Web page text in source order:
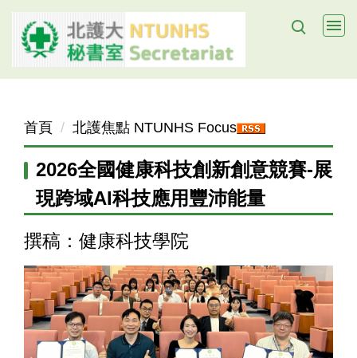
跳
到
要
首頁 北護焦點 NTUNHS Focus
2026全國健康科技創新創意競賽-展
現跨域AI科技應用豐沛能量
撰稿：健康科技學院